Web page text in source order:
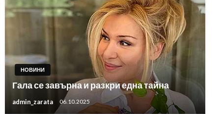
НОВИНИ
Гала се завърна и разкри една тайна
admin_zarata 06.10.2025